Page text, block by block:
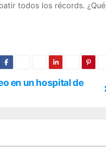
todos los récords. ¿Qué
en un hospital de